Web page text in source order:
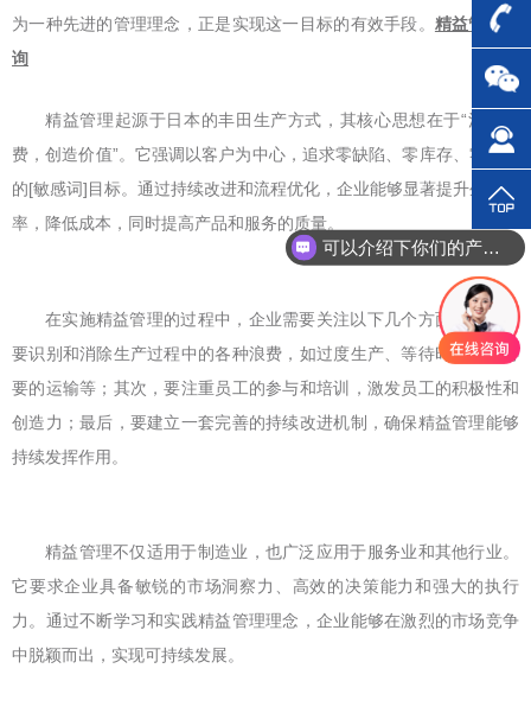
为一种先进的管理理念，正是实现这一目标的有效手段。 精益管理咨
询
精益管理起源于日本的丰田生产方式，其核心思想在于“消除浪
费，创造价值”。它强调以客户为中心，追求零缺陷、零库存、零浪费
的[敏感词]目标。通过持续改进和流程优化，企业能够显著提升生产效
率，降低成本，同时提高产品和服务的质量。
在实施精益管理的过程中，企业需要关注以下几个方面：首先，
要识别和消除生产过程中的各种浪费，如过度生产、等待时间、不必
要的运输等；其次，要注重员工的参与和培训，激发员工的积极性和
创造力；最后，要建立一套完善的持续改进机制，确保精益管理能够
持续发挥作用。
精益管理不仅适用于制造业，也广泛应用于服务业和其他行业。
它要求企业具备敏锐的市场洞察力、高效的决策能力和强大的执行
力。通过不断学习和实践精益管理理念，企业能够在激烈的市场竞争
中脱颖而出，实现可持续发展。
可以介绍下你们的产品么？